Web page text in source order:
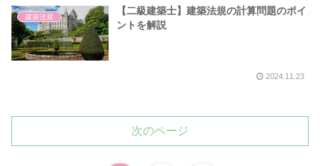
建築法規
【二級建築士】建築法規の計算問題のポイ
ントを解説
2024.11.23
次のページ